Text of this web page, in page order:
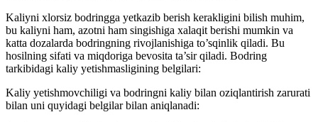
Kaliyni xlorsiz bodringga yetkazib berish kerakligini bilish muhim,
bu kaliyni ham, azotni ham singishiga xalaqit berishi mumkin va
katta dozalarda bodringning rivojlanishiga to’sqinlik qiladi. Bu
hosilning sifati va miqdoriga bevosita ta’sir qiladi. Bodring
tarkibidagi kaliy yetishmasligining belgilari:
Kaliy yetishmovchiligi va bodringni kaliy bilan oziqlantirish zarurati
bilan uni quyidagi belgilar bilan aniqlanadi: